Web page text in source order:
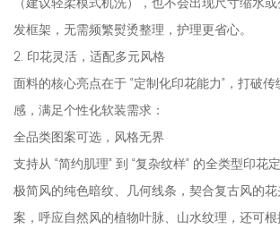
发框架，无需频繁熨烫整理，护理更省心。
2. 印花灵活，适配多元风格
面料的核心亮点在于 “定制化印花能力”，打破
感，满足个性化软装需求：
全品类图案可选，风格无界
支持从 “简约肌理” 到 “复杂纹样” 的全类型印花
极简风的纯色暗纹、几何线条，契合复古风的
案，呼应自然风的植物叶脉、山水纹理，还可